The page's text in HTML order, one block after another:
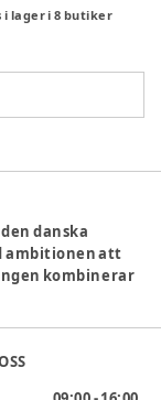
i lager i 8 butiker
danska
ambitionen att
kombinerar
uttryck, där